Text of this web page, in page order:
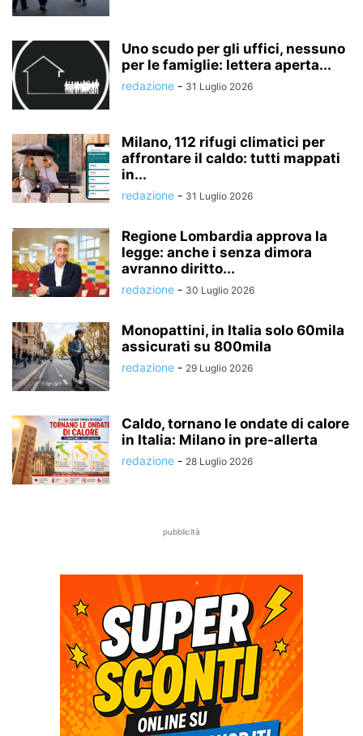
Uno scudo per gli uffici, nessuno
per le famiglie: lettera aperta...
redazione - 31 Luglio 2026
Milano, 112 rifugi climatici per
affrontare il caldo: tutti mappati
in...
redazione - 31 Luglio 2026
Regione Lombardia approva la
legge: anche i senza dimora
avranno diritto...
redazione - 30 Luglio 2026
Monopattini, in Italia solo 60mila
assicurati su 800mila
redazione - 29 Luglio 2026
Caldo, tornano le ondate di calore
in Italia: Milano in pre-allerta
redazione - 28 Luglio 2026
pubblicità